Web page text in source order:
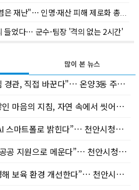
김홍열 청양군수 "폭염은 재난"… 인명·재산 피해 제로화 총력 지시
들었다… 군수-팀장 '격의 없는 2시간'
바꾼다"… 온양3동 주민참여예산 제안 의제 눈길 !
자연 속에서 씻어내요”… 천안솔리언또래상담자연합회, 소…
힌다”… 천안시청소년수련관 ‘상송라별’, 청소년예산정책…
운다”… 천안시청소년복합커뮤니티센터 청소년운영위원회 ‘…
한다”… 천안시의회 정선희 복지문화위원장, 가정어린이집…
많이 본 뉴스